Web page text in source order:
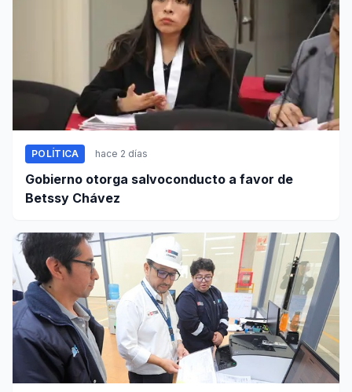
POLÍTICA hace 2 días
Gobierno otorga salvoconducto a favor de
Betssy Chávez